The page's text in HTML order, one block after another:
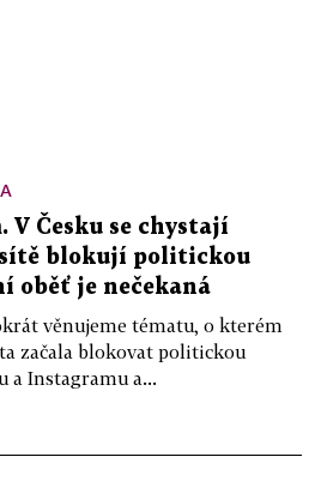
V Česku se chystají
blokují politickou
oběť je nečekaná
věnujeme tématu, o kterém
začala blokovat politickou
a Instagramu a...